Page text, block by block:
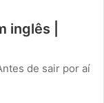
inglês |
de sair por aí